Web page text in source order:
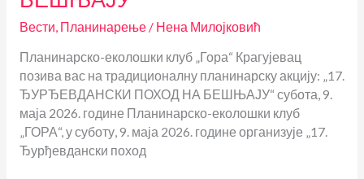
Вести Планинарење/ Нена Милојковић
Планинарско-еколошки клуб „Гора“ Крагујевац
позива вас на традиционалну планинарску акцију: „17.
ЂУРЂЕВДАНСКИ ПОХОД НА БЕШЊАЈУ“ субота, 9.
маја 2026. године Планинарско-еколошки клуб
„ГОРА“, у суботу, 9. маја 2026. године организује „17.
Ђурђевдански поход